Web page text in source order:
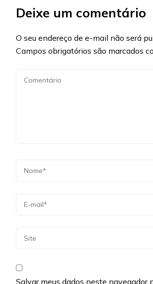
Deixe um comentário
O seu endereço de e-mail não será
Campos obrigatórios são marcados
Salvar meus dados neste navegador